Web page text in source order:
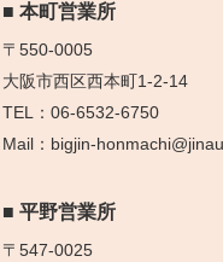
本町営業所
〒550-0005
大阪市西区西本町1-2-14
06-6532-6750
bigjin-
平野営業所
〒547-0025